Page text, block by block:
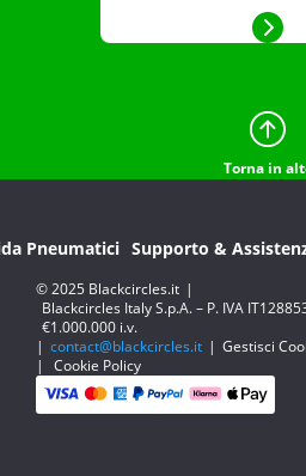
Torna in
Pneumatici Supporto &
© 2025 Blackcircles.it |
Blackcircles Italy S.p.A. – P. IVA
€1.000.000 i.v.
| contact@blackcircles.it | Gestisci
|
Cookie Policy